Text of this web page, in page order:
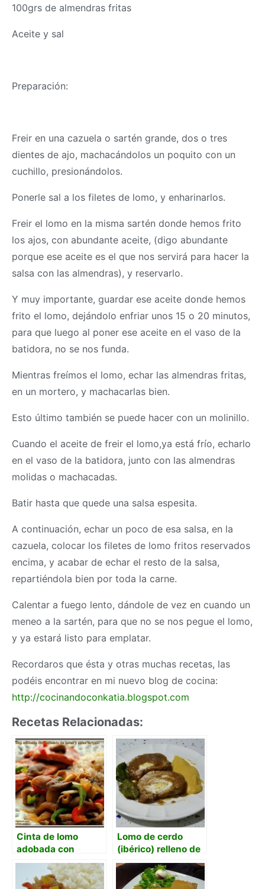
100grs de almendras fritas
Aceite y sal
Preparación:
Freir en una cazuela o sartén grande, dos o tres
dientes de ajo, machacándolos un poquito con un
cuchillo, presionándolos.
Ponerle sal a los filetes de lomo, y enharinarlos.
Freir el lomo en la misma sartén donde hemos frito
los ajos, con abundante aceite, (digo abundante
porque ese aceite es el que nos servirá para hacer la
salsa con las almendras), y reservarlo.
Y muy importante, guardar ese aceite donde hemos
frito el lomo, dejándolo enfriar unos 15 o 20 minutos,
para que luego al poner ese aceite en el vaso de la
batidora, no se nos funda.
Mientras freímos el lomo, echar las almendras fritas,
en un mortero, y machacarlas bien.
Esto último también se puede hacer con un molinillo.
Cuando el aceite de freir el lomo,ya está frío, echarlo
en el vaso de la batidora, junto con las almendras
molidas o machacadas.
Batir hasta que quede una salsa espesita.
A continuación, echar un poco de esa salsa, en la
cazuela, colocar los filetes de lomo fritos reservados
encima, y acabar de echar el resto de la salsa,
repartiéndola bien por toda la carne.
Calentar a fuego lento, dándole de vez en cuando un
meneo a la sartén, para que no se nos pegue el lomo,
y ya estará listo para emplatar.
Recordaros que ésta y otras muchas recetas, las
podéis encontrar en mi nuevo blog de cocina:
http://cocinandoconkatia.blogspot.com
Recetas Relacionadas:
Cinta de lomo
adobada con
salteado de setas y
salsa teriyaki.
Lomo de cerdo
(ibérico) relleno de
jamón serrano,
queso y huevos.